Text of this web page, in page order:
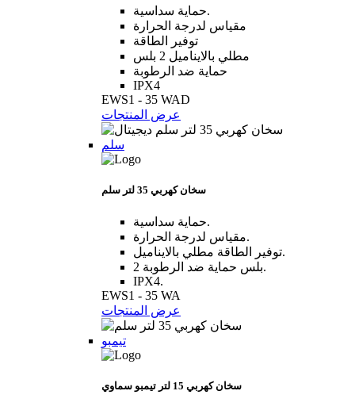
حماية سداسية.
مقياس لدرجة الحرارة
توفير الطاقة
مطلي بالايناميل 2 بلس
حماية ضد الرطوبة
IPX4
EWS1 - 35 WAD
عرض المنتجات
سلم
سخان كهربي 35 لتر سلم
حماية سداسية.
مقياس لدرجة الحرارة.
توفير الطاقة مطلي بالايناميل.
2 بلس حماية ضد الرطوبة.
IPX4.
EWS1 - 35 WA
عرض المنتجات
تيمبو
سخان كهربي 15 لتر تيمبو سماوي